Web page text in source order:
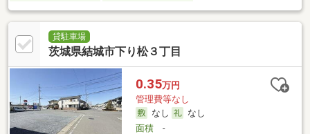
貸駐車場
茨城県結城市下り松３丁目
0.35万円
管理費等なし
なし
なし
面積-